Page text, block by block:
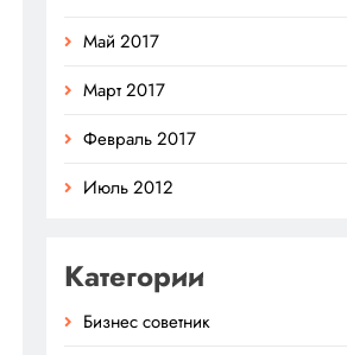
Май 2017
Март 2017
Февраль 2017
Июль 2012
Категории
Бизнес советник